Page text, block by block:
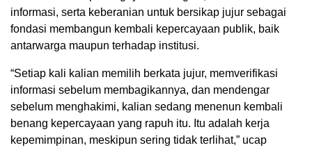
informasi, serta keberanian untuk bersikap jujur sebagai
fondasi membangun kembali kepercayaan publik, baik
antarwarga maupun terhadap institusi.
“Setiap kali kalian memilih berkata jujur, memverifikasi
informasi sebelum membagikannya, dan mendengar
sebelum menghakimi, kalian sedang menenun kembali
benang kepercayaan yang rapuh itu. Itu adalah kerja
kepemimpinan, meskipun sering tidak terlihat,” ucap